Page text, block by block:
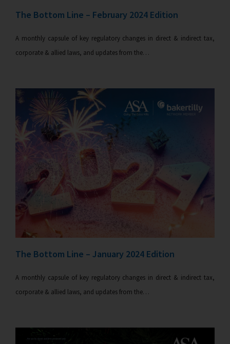
The Bottom Line – February 2024 Edition
A monthly capsule of key regulatory changes in direct & indirect tax,
corporate & allied laws, and updates from the…
The Bottom Line – January 2024 Edition
A monthly capsule of key regulatory changes in direct & indirect tax,
corporate & allied laws, and updates from the…